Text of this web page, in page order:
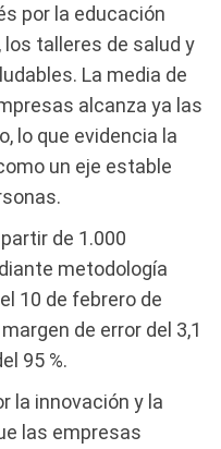
por la educación
talleres de salud y
La media de
alcanza ya las
lo que evidencia la
un eje estable
de 1.000
metodología
10 de febrero de
de error del 3,1
95 %.
la innovación y la
las empresas